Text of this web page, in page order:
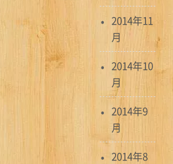
2014年11
月
2014年10
月
2014年9
月
2014年8